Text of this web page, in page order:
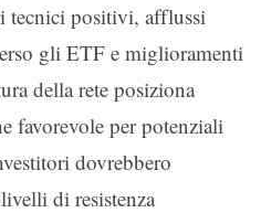
tecnici positivi, afflussi
gli ETF e miglioramenti
della rete posiziona
favorevole per potenziali
dovrebbero
di resistenza